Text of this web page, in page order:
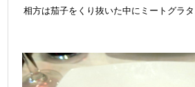
相方は茄子をくり抜いた中にミートグラタ